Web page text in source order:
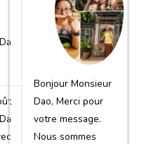
notre voyage
et de votre
agence
Bonjour Monsieur
Dao, Merci pour
votre message.
Nous sommes